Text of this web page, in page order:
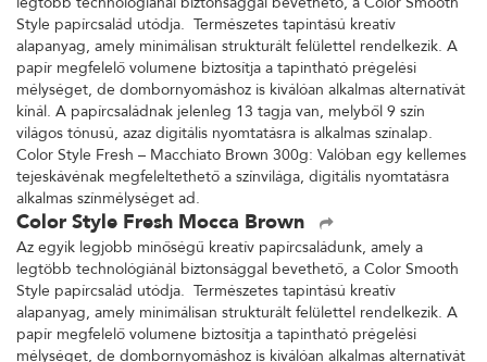
Style papírcsalád utódja. Természetes tapintású kreatív
alapanyag, amely minimálisan strukturált felülettel rendelkezik. A
papír megfelelő volumene biztosítja a tapintható prégelési
mélységet, de dombornyomáshoz is kiválóan alkalmas alternatívát
kínál. A papírcsaládnak jelenleg 13 tagja van, melyből 9 szín
világos tónusú, azaz digitális nyomtatásra is alkalmas színalap.
Color Style Fresh – Macchiato Brown 300g: Valóban egy kellemes
tejeskávénak megfeleltethető a színvilága, digitális nyomtatásra
alkalmas színmélységet ad.
Color Style Fresh Mocca Brown
Az egyik legjobb minőségű kreatív papírcsaládunk, amely a
legtöbb technológiánál biztonsággal bevethető, a Color Smooth
Style papírcsalád utódja. Természetes tapintású kreatív
alapanyag, amely minimálisan strukturált felülettel rendelkezik. A
papír megfelelő volumene biztosítja a tapintható prégelési
mélységet, de dombornyomáshoz is kiválóan alkalmas alternatívát